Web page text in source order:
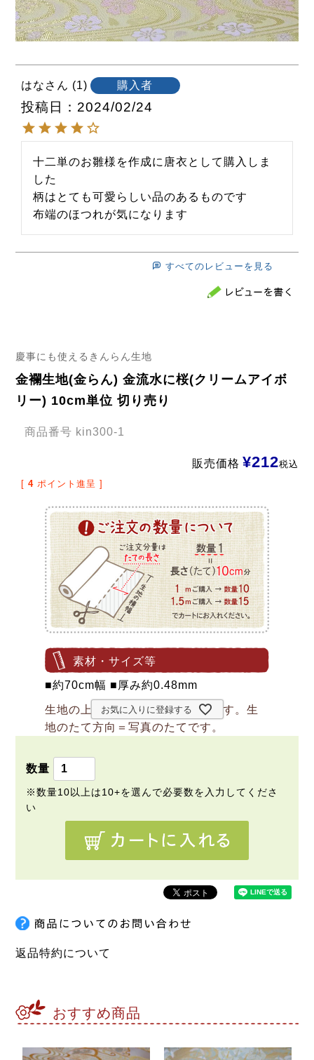
はな 1 購入者
投稿日 2024/02/24
十二単のお雛様を作成に唐衣として購入しま
した
柄はとても可愛らしい品のあるものです
布端のほつれが気になります
すべてのレビューを見る
慶事にも使えるきんらん生地
金襴生地(金らん) 金流水に桜(クリームアイボ
リー) 10cm単位 切り売り
商品番号 kin300-1
販売価格 ¥212税込
[ 4 ポイント進呈 ]
素材・サイズ等
■約70cm幅 ■厚み約0.48mm
生地の上のボタンは直径約2cmです。生
地のたて方向＝写真のたてです。
お気に入りに登録する
返品特約について
おすすめ商品